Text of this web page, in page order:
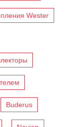
Wester
Buderus